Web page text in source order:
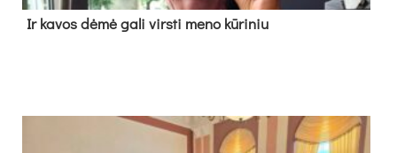
Ir ka­vos dė­mė ga­li virs­ti me­no kū­ri­niu